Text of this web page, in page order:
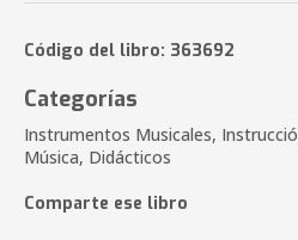
Código del libro: 363692
Categorías
Instrumentos Musicales,
Música, Didácticos
Comparte ese libro